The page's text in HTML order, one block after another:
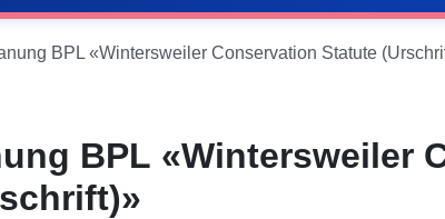
BPL «Wintersweiler Conservation Statute
BPL «Wintersweiler